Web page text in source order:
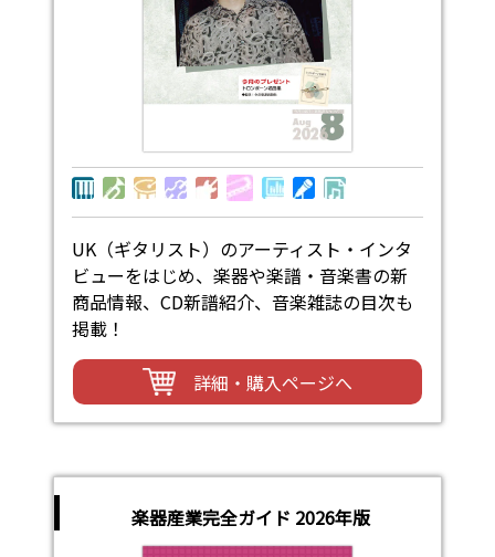
UK（ギタリスト）のアーティスト・インタ
ビューをはじめ、楽器や楽譜・音楽書の新
商品情報、CD新譜紹介、音楽雑誌の目次も
掲載！
詳細・購入ページへ
楽器産業完全ガイド 2026年版